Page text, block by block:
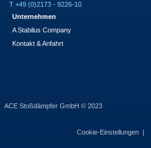
T +49 (0)2173 - 9226-10
Unternehmen
A Stabilus Company
Kontakt & Anfahrt
ACE Stoßdämpfer GmbH © 2023
Cookie-Einstellungen